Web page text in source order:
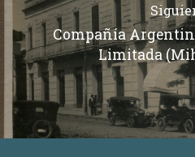
Compañía
Limitada